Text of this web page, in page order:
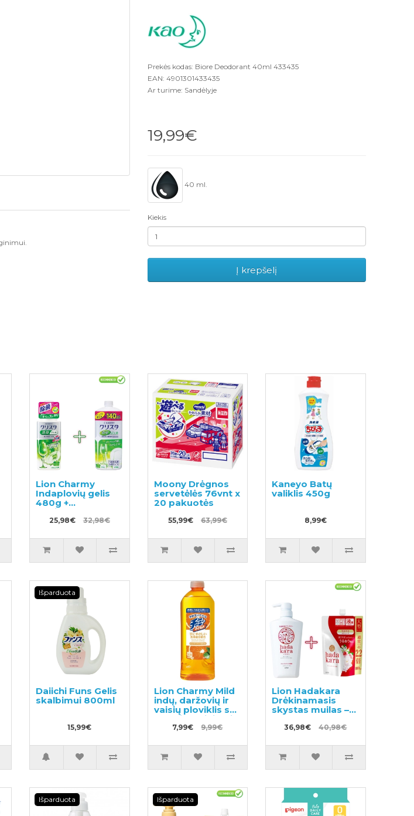
Prekės kodas: Biore Deodorant 40ml 433435
EAN: 4901301433435
Ar turime: Sandėlyje
19,99€
40 ml.
Kiekis
Į krepšelį
Lion Charmy
Indaplovių gelis
480g +
papildymas 840g
25,98€ 32,98€
Moony Drėgnos
servetėlės 76vnt x
20 pakuotės
55,99€ 63,99€
Kaneyo Batų
valiklis 450g
8,99€
Išparduota
Daiichi Funs Gelis
skalbimui 800ml
15,99€
Lion Charmy Mild
indų, daržovių ir
vaisių ploviklis su
apelsinų aliejumi,
užpildas 400ml
7,99€ 9,99€
Lion Hadakara
Drėkinamasis
skystas muilas –
muilas-gelis su
+ užpildas 800ml
36,98€ 40,98€
Išparduota Išparduota